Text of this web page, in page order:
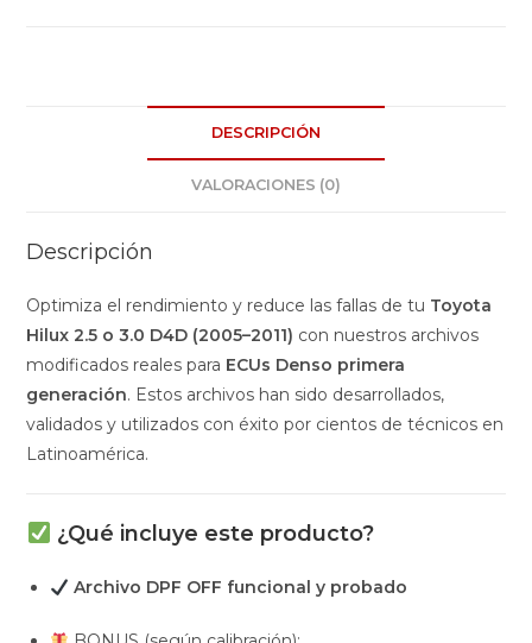
DESCRIPCIÓN
VALORACIONES (0)
Descripción
Optimiza el rendimiento y reduce las fallas de tu Toyota
Hilux 2.5 o 3.0 D4D (2005–2011) con nuestros archivos
modificados reales para ECUs Denso primera
generación. Estos archivos han sido desarrollados,
validados y utilizados con éxito por cientos de técnicos en
Latinoamérica.
¿Qué incluye este producto?
Archivo DPF OFF funcional y probado